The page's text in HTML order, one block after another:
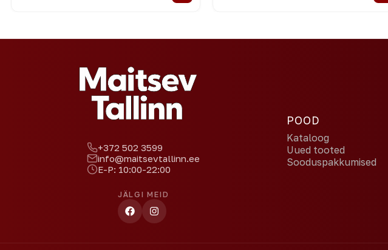
+372 502 3599
info@maitsevtallinn.ee
E-P: 10:00-22:00
JÄLGI MEID
POOD
Kataloog
Uued tooted
Sooduspakkumised